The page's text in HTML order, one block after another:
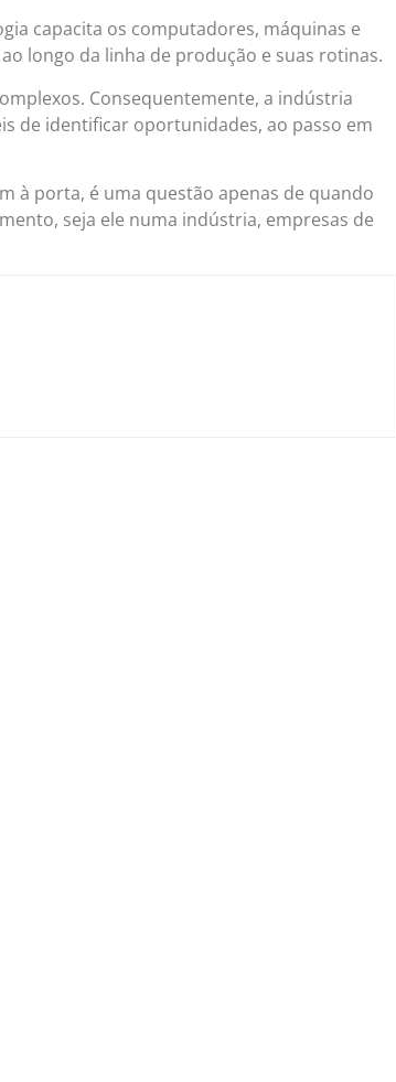
capacita os computadores, máquinas e
longo da linha de produção e suas rotinas.
Consequentemente, a indústria
de identificar oportunidades, ao passo em
à porta, é uma questão apenas de quando
seja ele numa indústria, empresas de